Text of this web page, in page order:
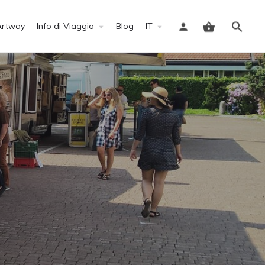
Info di Viaggio Blog IT
Accedi